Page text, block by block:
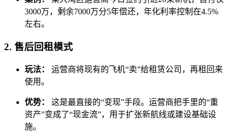
3000万，剩余7000万分5年偿还，年化利率控制在4.5%
左右。
2. 售后回租模式
玩法：
运营商将现有的飞机“卖”给租赁公司，再租回来
使用。
优势：
这是最直接的“变现”手段。运营商把手里的“重
资产”变成了“现金流”，用于扩张新航线或建设基础设
施。